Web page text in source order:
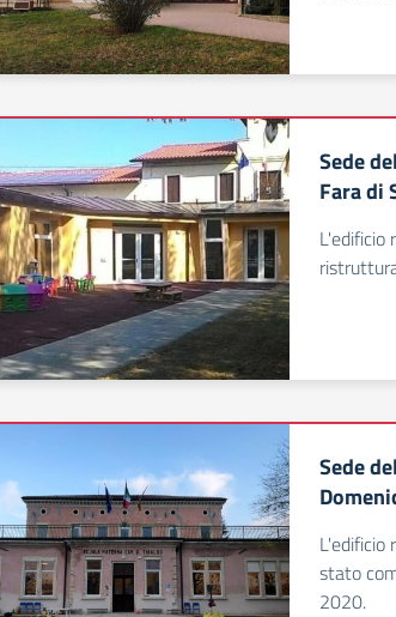
Sede
Fara di
Sede
L'edificio
stato
2020.